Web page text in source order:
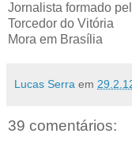
Jornalista formado
Torcedor do Vitória
Mora em Brasília
Lucas Serra em
39 comentários: